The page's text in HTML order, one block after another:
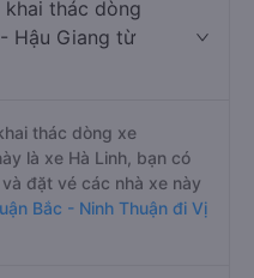
khai thác dòng
Hậu Giang từ
thác dòng xe
là xe Hà Linh, bạn có
đặt vé các nhà xe này
Bắc - Ninh Thuận đi Vị